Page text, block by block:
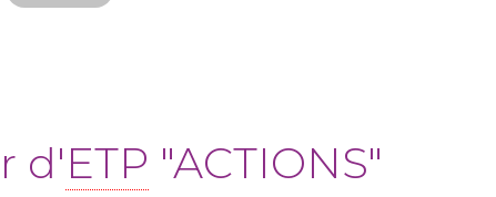
d'ETP "ACTIONS"